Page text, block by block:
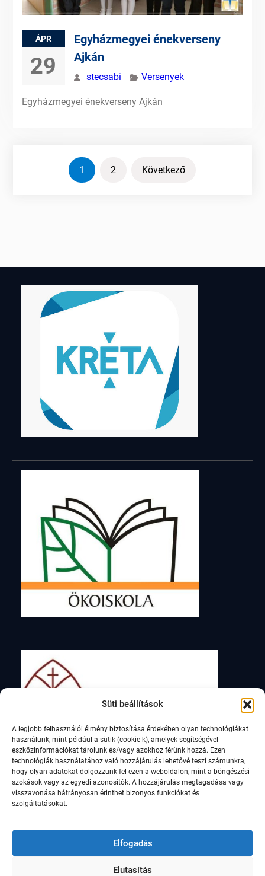
Süti beállítások
A legjobb felhasználói élmény biztosítása érdekében olyan technológiákat
használunk, mint például a sütik (cookie-k), amelyek segítségével
eszközinformációkat tárolunk és/vagy azokhoz férünk hozzá. Ezen
technológiák használatához való hozzájárulás lehetővé teszi számunkra,
hogy olyan adatokat dolgozzunk fel ezen a weboldalon, mint a böngészési
szokások vagy az egyedi azonosítók. A hozzájárulás megtagadása vagy
visszavonása hátrányosan érinthet bizonyos funkciókat és
szolgáltatásokat.
Elfogadás
Elutasítás
ÁPR
29
Egyházmegyei énekverseny
Ajkán
stecsabi Versenyek
Egyházmegyei énekverseny Ajkán
Bejegyzések
lapozása
1 2 Következő